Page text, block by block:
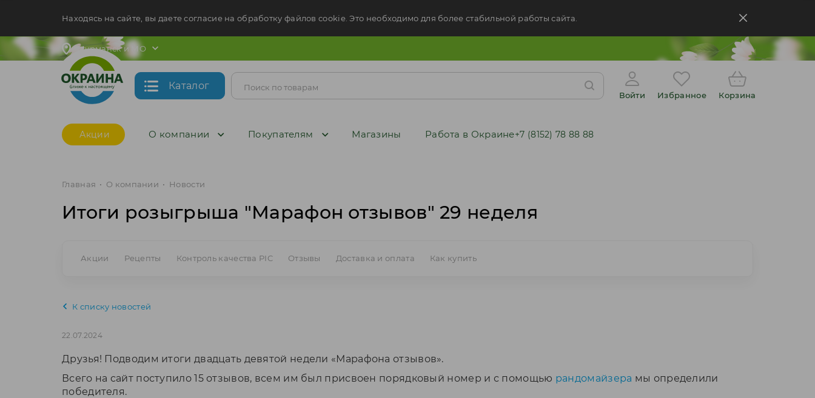
Находясь на сайте, вы даете согласие на обработку файлов cookie. Это необходимо для более стабильной работы сайта.
Мурманск и МО
Каталог
Войти Избранное Корзина
Акции О компании Покупателям Магазины Работа в Окраине+7 (8152) 78 88 88
Главная • О компании • Новости
Итоги розыгрыша "Марафон отзывов" 29 неделя
Акции Рецепты Контроль качества PIC Отзывы Доставка и оплата Как купить
К списку новостей
22.07.2024
Друзья! Подводим итоги двадцать девятой недели «Марафона отзывов».
Всего на сайт поступило 15 отзывов, всем им был присвоен порядковый номер и с помощью рандомайзера мы определили
победителя.